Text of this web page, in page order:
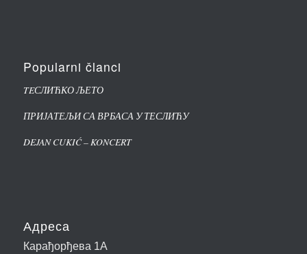
Popularni članci
TEСЛИЋКО ЉЕТО
ПРИЈАТЕЉИ СА ВРБАСА У ТЕСЛИЋУ
DEJAN CUKIĆ – KONCERT
Адреса
Карађорђева 1А